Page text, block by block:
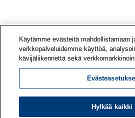
Käytämme evästeitä mahdollistamaan
verkkopalveluidemme käyttöä,
kävijäliikennettä sekä
Hylkää kaikki